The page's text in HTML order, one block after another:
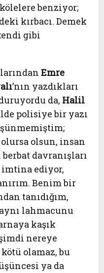
benziyor;
kırbacı. Demek
gibi
Emre
’nın yazdıkları
da, Halil
polisiye bir yazı
olsun, insan
davranışları
imtina ediyor,
Benim bir
tanıdığım,
lahmacunu
kaşık
nereye
olamaz, bu
ya da